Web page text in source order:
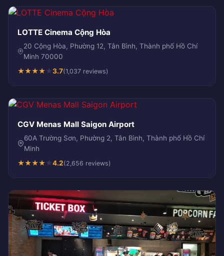
LOTTE Cinema Cộng Hòa
20 Cộng Hòa, Phường 12, Tân Bình, Thành phố Hồ Chí
Minh 70000
★★★★★3.7(1,037 reviews)
CGV Menas Mall Saigon Airport
60A Trường Sơn, Phường 2, Tân Bình, Thành phố Hồ Chí
Minh
★★★★★4.2(2,656 reviews)